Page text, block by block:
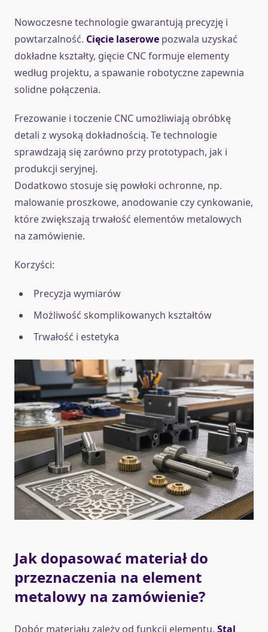
Nowoczesne technologie gwarantują precyzję i
powtarzalność. Cięcie laserowe pozwala uzyskać
dokładne kształty, gięcie CNC formuje elementy
według projektu, a spawanie robotyczne zapewnia
solidne połączenia.
Frezowanie i toczenie CNC umożliwiają obróbkę
detali z wysoką dokładnością. Te technologie
sprawdzają się zarówno przy prototypach, jak i
produkcji seryjnej.
Dodatkowo stosuje się powłoki ochronne, np.
malowanie proszkowe, anodowanie czy cynkowanie,
które zwiększają trwałość elementów metalowych
na zamówienie.
Korzyści:
Precyzja wymiarów
Możliwość skomplikowanych kształtów
Trwałość i estetyka
Jak dopasować materiał do
przeznaczenia na element
metalowy na zamówienie?
Dobór materiału zależy od funkcji elementu. Stal